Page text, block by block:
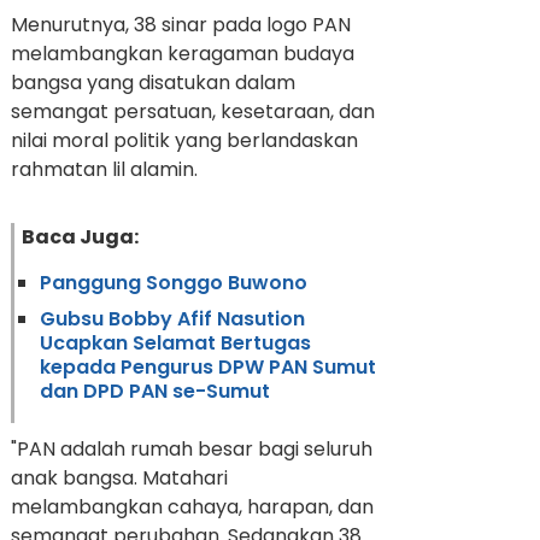
Menurutnya, 38 sinar pada logo PAN
melambangkan keragaman budaya
bangsa yang disatukan dalam
semangat persatuan, kesetaraan, dan
nilai moral politik yang berlandaskan
rahmatan lil alamin.
Baca Juga:
Panggung Songgo Buwono
Gubsu Bobby Afif Nasution
Ucapkan Selamat Bertugas
kepada Pengurus DPW PAN Sumut
dan DPD PAN se-Sumut
"PAN adalah rumah besar bagi seluruh
anak bangsa. Matahari
melambangkan cahaya, harapan, dan